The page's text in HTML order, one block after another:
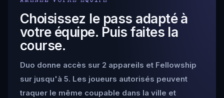
Choisissez le pass adapté à
votre équipe. Puis faites la
course.
Duo donne accès sur 2 appareils et Fellowship
sur jusqu'à 5. Les joueurs autorisés peuvent
traquer le même coupable dans la ville et